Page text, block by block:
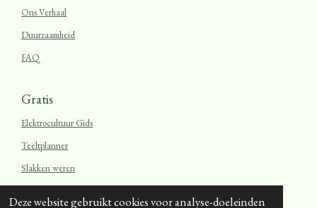
Deze website gebruikt cookies voor analyse-doeleinden
Ons Verhaal
Duurzaamheid
FAQ
Gratis
Elektrocultuur Gids
Teeltplanner
Slakken weren
© 2026 Oerzaad.nlgemaakt met ❤ voor onze natuur.